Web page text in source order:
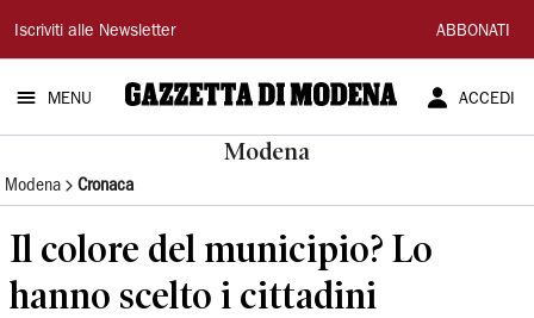
Gazzetta
di
Modena
Iscriviti alle Newsletter ABBONATI
MENU ACCEDI
Modena
Modena Cronaca
Il colore del municipio? Lo
hanno scelto i cittadini